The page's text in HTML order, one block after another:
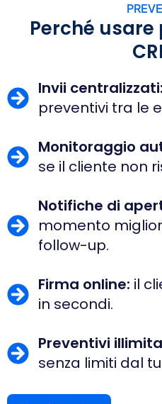
Perché
Invii centralizzati:
preventivi tra le
Monitoraggio
se il cliente non
Notifiche di
momento
follow-up.
Firma online: il
in secondi.
Preventivi
senza limiti dal